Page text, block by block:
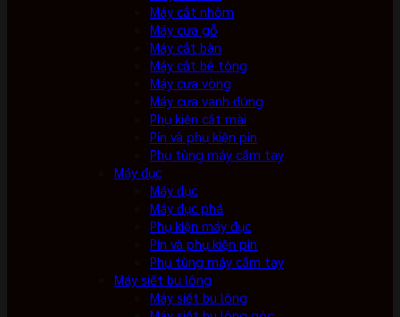
Máy cắt nhôm
Máy cưa gỗ
Máy cắt bàn
Máy cắt bê tông
Máy cưa vòng
Máy cưa vanh đứng
Phụ kiện cắt mài
Pin và phụ kiện pin
Phụ tùng máy cầm tay
Máy đục
Máy đục
Máy đục phá
Phụ kiện máy đục
Pin và phụ kiện pin
Phụ tùng máy cầm tay
Máy siết bu lông
Máy siết bu lông